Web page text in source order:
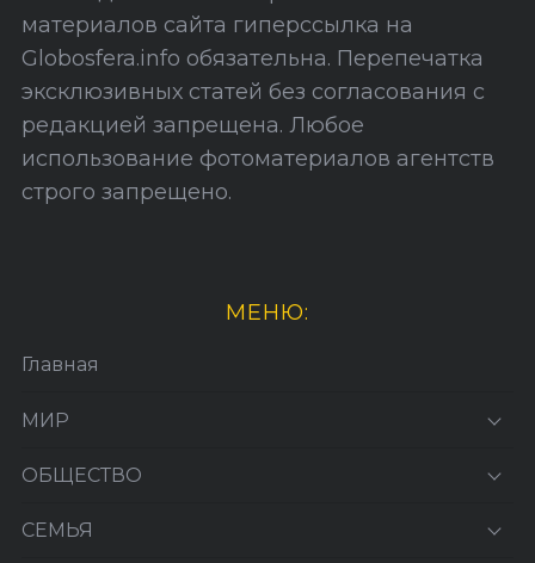
материалов сайта гиперссылка на
Globosfera.info обязательна. Перепечатка
эксклюзивных статей без согласования с
редакцией запрещена. Любое
использование фотоматериалов агентств
строго запрещено.
МЕНЮ:
Главная
МИР
ОБЩЕСТВО
СЕМЬЯ